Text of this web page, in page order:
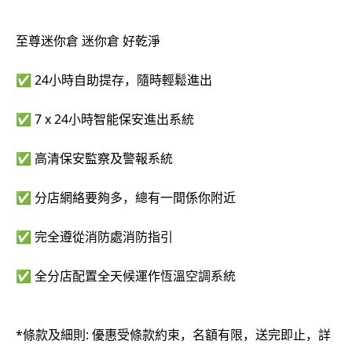
至尊迷你倉 迷你倉 好乾淨
✅ 24小時自助提存，隨時輕鬆進出
✅ 7 x 24小時智能保安進出系統
✅ 高清保安監察及警報系統
✅ 分店網絡要夠多，總有一間係你附近
✅ 完全遵從消防處消防指引
✅ 全分店配置全天候運作恆溫空調系統
*條款及細則: 優惠受條款約束，名額有限，送完即止，詳